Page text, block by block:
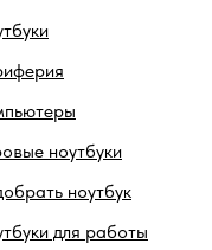
ноутбуки
ноутбук
для работы